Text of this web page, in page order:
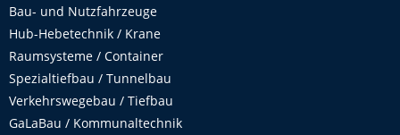
Bau- und Nutzfahrzeuge
Hub-Hebetechnik / Krane
Raumsysteme / Container
Spezialtiefbau / Tunnelbau
Verkehrswegebau / Tiefbau
GaLaBau / Kommunaltechnik